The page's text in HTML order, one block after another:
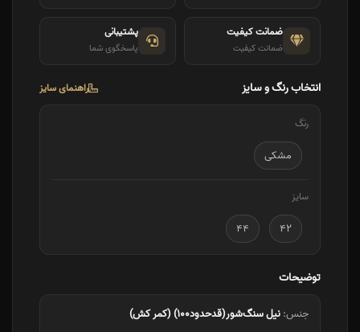
ضمانت کیفیت
ضمانت کیفیت
پشتیبانی
پاسخگوی شما
انتخاب رنگ و سایز راهنمای سایز
رنگ
مشکی
سایز
۴۲ ۴۴
توضیحات
جنس:نیل سنگ‌شور(قدحدود۱۰۰) (کمر کش)